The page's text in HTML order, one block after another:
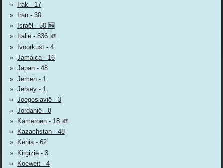
Irak - 17
Iran - 30
Israël - 50 🆕
Italië - 836 🆕
Ivoorkust - 4
Jamaica - 16
Japan - 48
Jemen - 1
Jersey - 1
Joegoslavië - 3
Jordanië - 8
Kameroen - 18 🆕
Kazachstan - 48
Kenia - 62
Kirgizië - 3
Koeweit - 4